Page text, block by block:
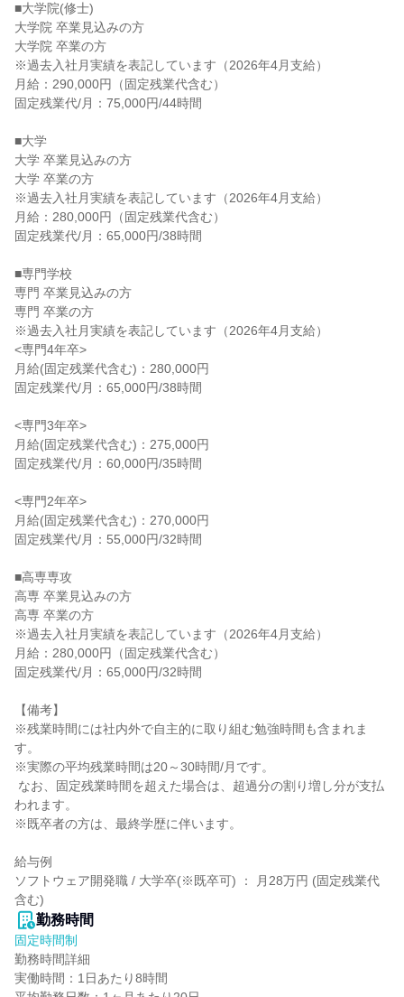
■大学院(修士)
大学院 卒業見込みの方
大学院 卒業の方
※過去入社月実績を表記しています（2026年4月支給）
月給：290,000円（固定残業代含む）
固定残業代/月：75,000円/44時間
■大学
大学 卒業見込みの方
大学 卒業の方
※過去入社月実績を表記しています（2026年4月支給）
月給：280,000円（固定残業代含む）
固定残業代/月：65,000円/38時間
■専門学校
専門 卒業見込みの方
専門 卒業の方
※過去入社月実績を表記しています（2026年4月支給）
<専門4年卒>
月給(固定残業代含む)：280,000円
固定残業代/月：65,000円/38時間
<専門3年卒>
月給(固定残業代含む)：275,000円
固定残業代/月：60,000円/35時間
<専門2年卒>
月給(固定残業代含む)：270,000円
固定残業代/月：55,000円/32時間
■高専専攻
高専 卒業見込みの方
高専 卒業の方
※過去入社月実績を表記しています（2026年4月支給）
月給：280,000円（固定残業代含む）
固定残業代/月：65,000円/32時間
【備考】
※残業時間には社内外で自主的に取り組む勉強時間も含まれま
す。
※実際の平均残業時間は20～30時間/月です。
われます。
※既卒者の方は、最終学歴に伴います。
給与例
ソフトウェア開発職 / 大学卒(※既卒可) ： 月28万円 (固定残業代
含む)
勤務時間
固定時間制
勤務時間詳細
実働時間：1日あたり8時間